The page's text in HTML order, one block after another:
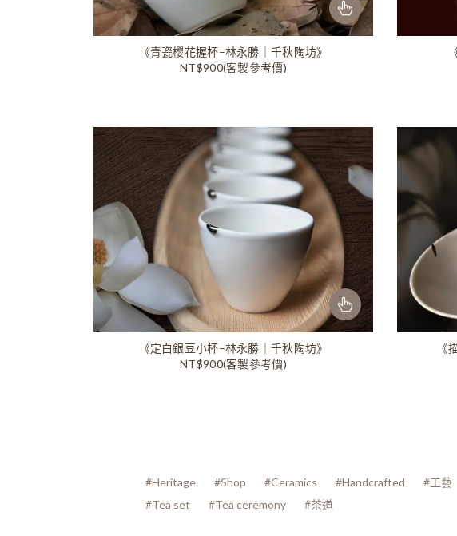
《青瓷櫻花握杯–林永勝｜千秋陶坊》
NT$900(客製參考價)
《定白銀豆小杯–林永勝｜千秋陶坊》
NT$900(客製參考價)
《
#Heritage #Shop #Ceramics #Handcrafted #工藝
#Tea set
#Tea ceremony #茶道